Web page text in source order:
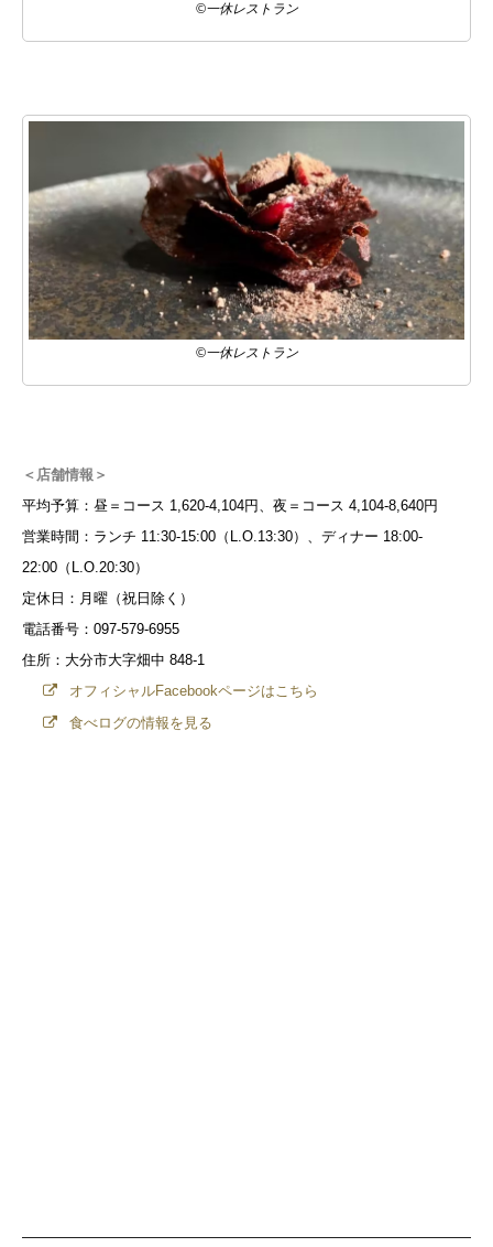
©一休レストラン
©一休レストラン
＜店舗情報＞
平均予算：昼＝コース 1,620-4,104円、夜＝コース 4,104-8,640円
営業時間：ランチ 11:30-15:00（L.O.13:30）、ディナー 18:00-
22:00（L.O.20:30）
定休日：月曜（祝日除く）
電話番号：097-579-6955
住所：大分市大字畑中 848-1
オフィシャルFacebookページはこちら
食べログの情報を見る